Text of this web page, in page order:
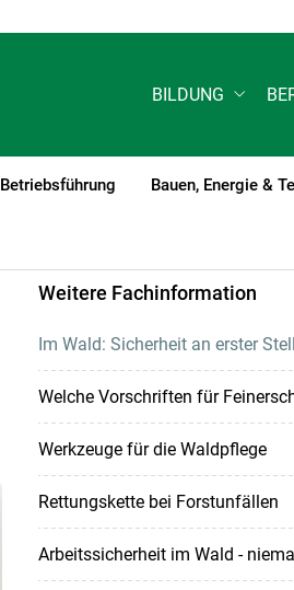
BILDUNG
Betriebsführung Bauen, Energie &
Weitere Fachinformation
Im Wald: Sicherheit an erster
Welche Vorschriften für
Werkzeuge für die Waldpflege
Rettungskette bei Forstunfällen
Arbeitssicherheit im Wald -